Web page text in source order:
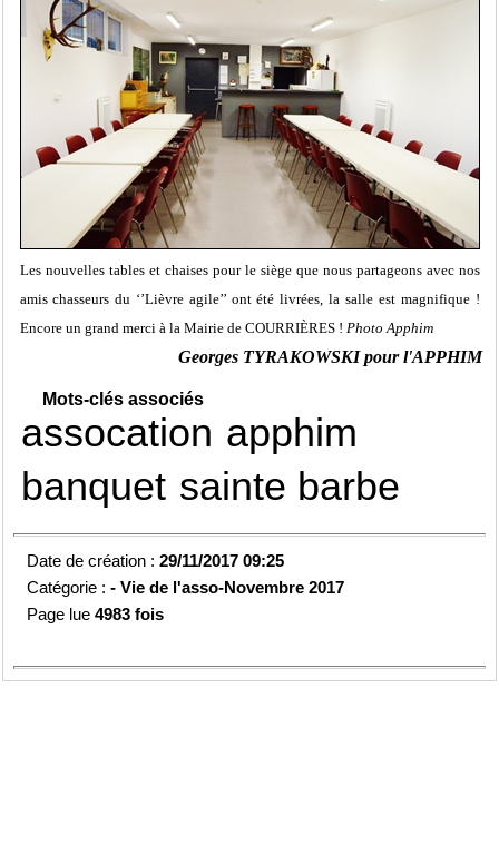
Les nouvelles tables et chaises pour le siège que nous partageons avec nos
amis chasseurs du ‘’Lièvre agile’’ ont été livrées, la salle est magnifique !
Encore un grand merci à la Mairie de COURRIÈRES ! Photo Apphim
Georges TYRAKOWSKI pour l'APPHIM
Mots-clés associés
assocation apphim
banquet sainte barbe
Date de création :29/11/2017 09:25
Catégorie :-Vie de l'asso-Novembre 2017
Page lue4983 fois